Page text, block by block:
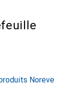
Noreve